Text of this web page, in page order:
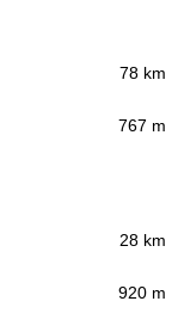
78 km
767 m
28 km
920 m